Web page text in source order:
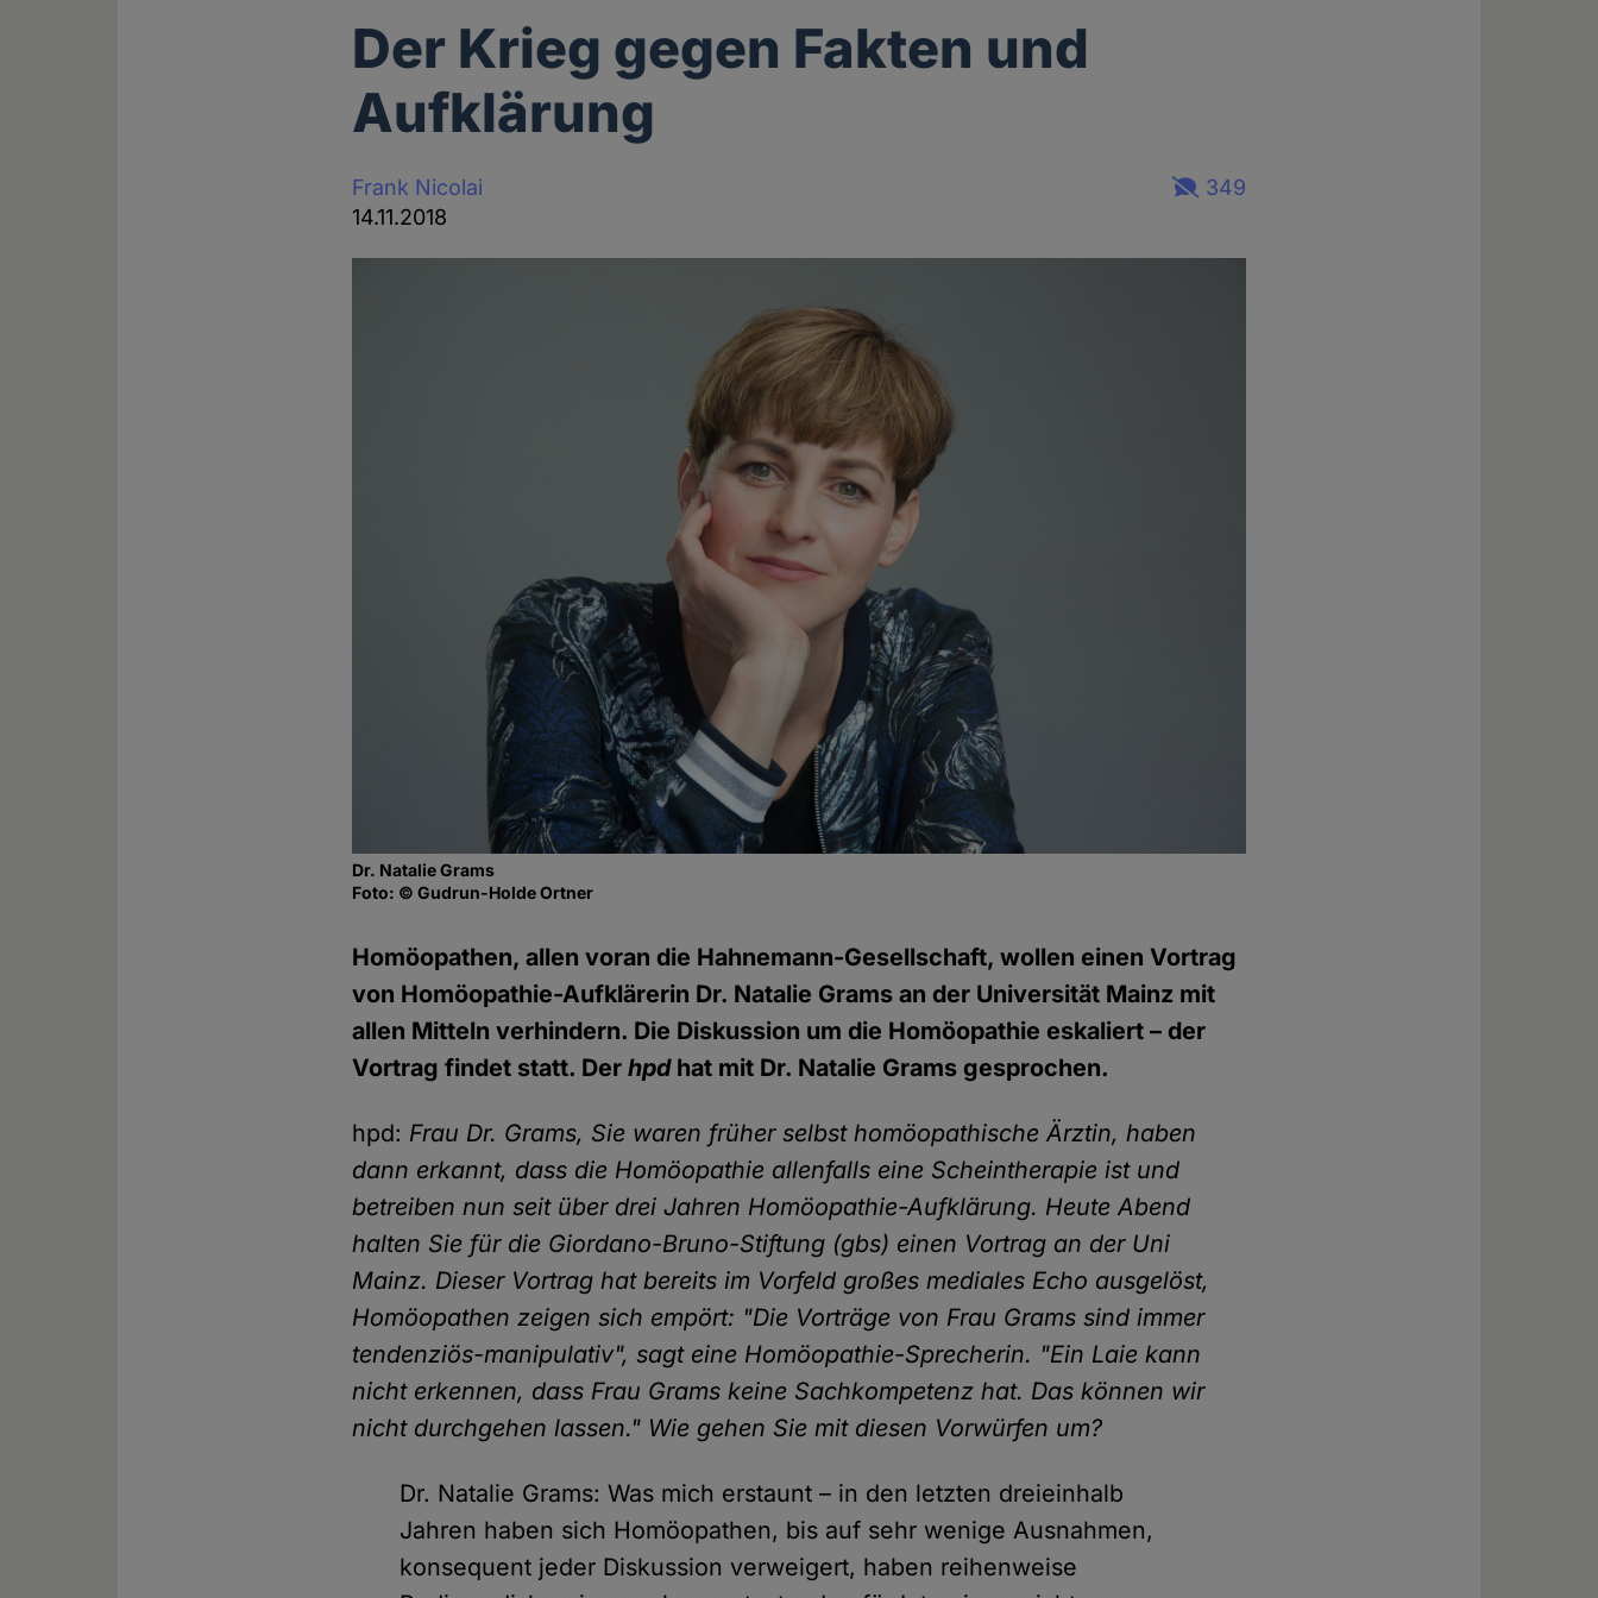
Der Krieg gegen Fakten und
Aufklärung
Frank Nicolai
14.11.2018
349
Dr. Natalie Grams
Foto: © Gudrun-Holde Ortner
Homöopathen, allen voran die Hahnemann-Gesellschaft, wollen einen Vortrag
von Homöopathie-Aufklärerin Dr. Natalie Grams an der Universität Mainz mit
allen Mitteln verhindern. Die Diskussion um die Homöopathie eskaliert – der
Vortrag findet statt. Derhpdhat mit Dr. Natalie Grams gesprochen.
hpd: Frau Dr. Grams, Sie waren früher selbst homöopathische Ärztin, haben
dann erkannt, dass die Homöopathie allenfalls eine Scheintherapie ist und
betreiben nun seit über drei Jahren Homöopathie-Aufklärung. Heute Abend
halten Sie für die Giordano-Bruno-Stiftung (gbs) einen Vortrag an der Uni
Mainz. Dieser Vortrag hat bereits im Vorfeld großes mediales Echo ausgelöst,
Homöopathen zeigen sich empört: "Die Vorträge von Frau Grams sind immer
tendenziös-manipulativ", sagt eine Homöopathie-Sprecherin. "Ein Laie kann
nicht erkennen, dass Frau Grams keine Sachkompetenz hat. Das können wir
nicht durchgehen lassen." Wie gehen Sie mit diesen Vorwürfen um?
Dr. Natalie Grams: Was mich erstaunt – in den letzten dreieinhalb
Jahren haben sich Homöopathen, bis auf sehr wenige Ausnahmen,
konsequent jeder Diskussion verweigert, haben reihenweise